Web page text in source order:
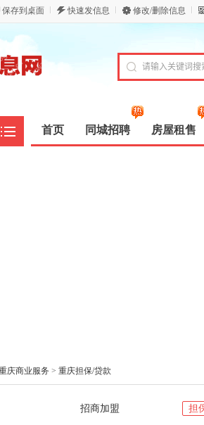
保存到桌面 快速发信息 修改/删除信息
首页 同城招聘 房屋租售
庆商业服务 > 重庆担保/贷款
招商加盟 担